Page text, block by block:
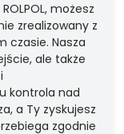
możesz
zrealizowany z
czasie. Nasza
ale także
kontrola nad
a Ty zyskujesz
zgodnie